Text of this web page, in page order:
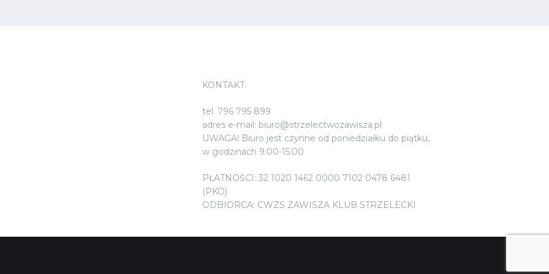
KONTAKT:
tel. 796 795 899
adres e-mail: biuro@strzelectwozawisza.pl
UWAGA! Biuro jest czynne od poniedziałku do piątku,
w godzinach 9:00-15:00
PŁATNOŚCI: 32 1020 1462 0000 7102 0478 6481
(PKO)
ODBIORCA: CWZS ZAWISZA KLUB STRZELECKI